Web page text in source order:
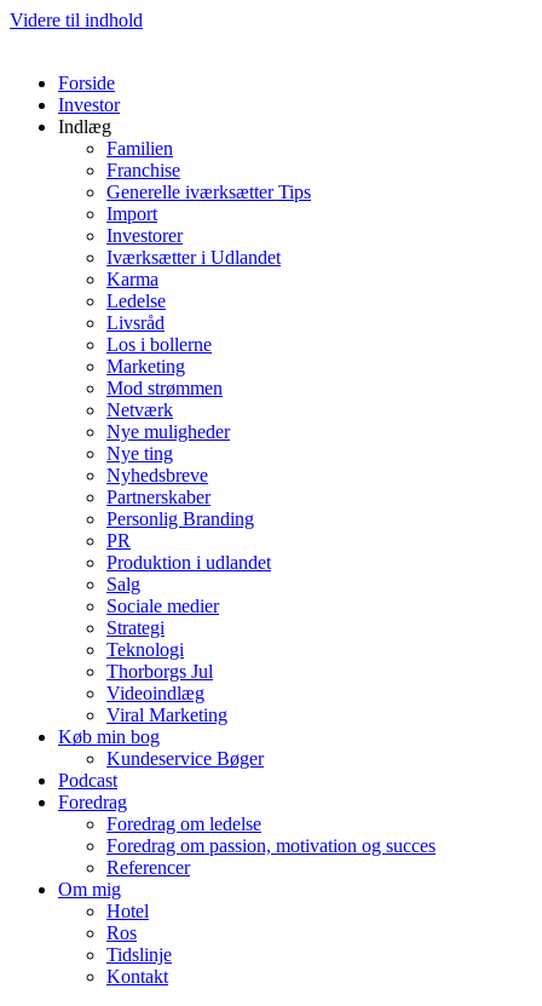
Videre til indhold
Forside
Investor
Indlæg
Familien
Franchise
Generelle iværksætter Tips
Import
Investorer
Iværksætter i Udlandet
Karma
Ledelse
Livsråd
Los i bollerne
Marketing
Mod strømmen
Netværk
Nye muligheder
Nye ting
Nyhedsbreve
Partnerskaber
Personlig Branding
PR
Produktion i udlandet
Salg
Sociale medier
Strategi
Teknologi
Thorborgs Jul
Videoindlæg
Viral Marketing
Køb min bog
Kundeservice Bøger
Podcast
Foredrag
Foredrag om ledelse
Foredrag om passion, motivation og succes
Referencer
Om mig
Hotel
Ros
Tidslinje
Kontakt